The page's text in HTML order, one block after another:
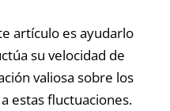
artículo es ayudarlo
su velocidad de
valiosa sobre los
estas fluctuaciones.